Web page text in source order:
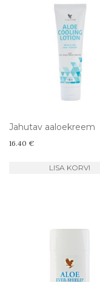
Jahutav aaloekreem
16.40 €
LISA KORVI